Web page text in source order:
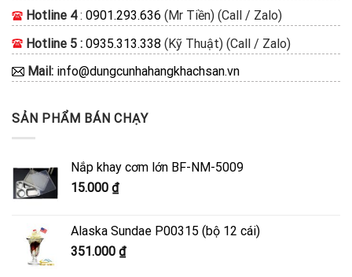
Hotline 4: 0901.293.636 (Mr Tiền) (Call / Zalo)
Hotline 5 : 0935.313.338 (Kỹ Thuật) (Call / Zalo)
Mail: info@dungcunhahangkhachsan.vn
SẢN PHẨM BÁN CHẠY
Nắp khay cơm lớn BF-NM-5009
15.000 ₫
Alaska Sundae P00315 (bộ 12 cái)
351.000 ₫